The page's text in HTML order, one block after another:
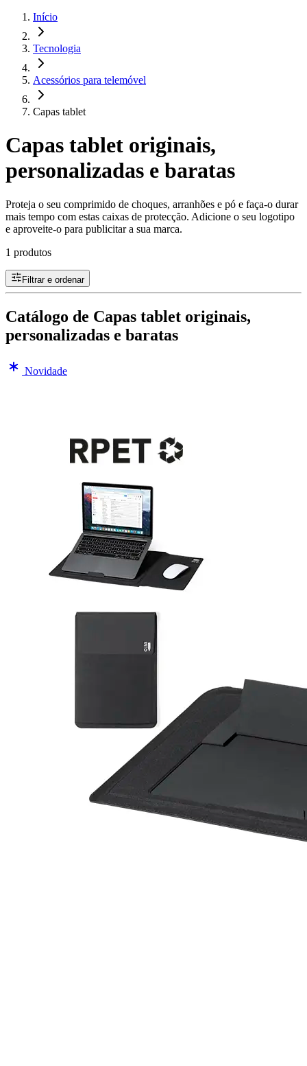
Início
Tecnologia
Acessórios para telemóvel
Capas tablet
Capas tablet originais,
personalizadas e baratas
Proteja o seu comprimido de choques, arranhões e pó e faça-o durar
mais tempo com estas caixas de protecção. Adicione o seu logotipo
e aproveite-o para publicitar a sua marca.
1 produtos
Filtrar e ordenar
Catálogo de Capas tablet originais,
personalizadas e baratas
Novidade